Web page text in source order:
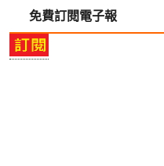
免費訂閱電子報